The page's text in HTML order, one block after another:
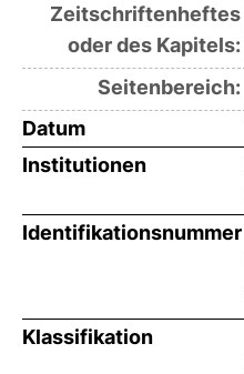
Zeitschriftenheftes
oder des Kapitels:
Seitenbereich:
Datum
Institutionen
Identifikationsnummer
Klassifikation